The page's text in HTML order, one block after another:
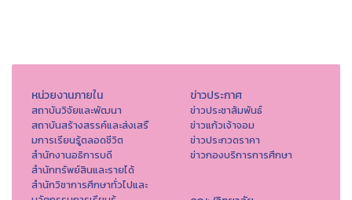
หน่วยงานภายใน
สถาบันวิจัยและพัฒนา
สถาบันสร้างสรรค์และส่งเสรื
มการเรียนรู้ตลอดชีวิต
สำนักงานอธิการบดี
สำนักทรัพย์สินและรายได้
สำนักวิชาการศึกษาทั่วไปและ
ข่าวประกาศ
ข่าวประชาสัมพันธ์
ข่าวแก้วเจ้าจอม
ข่าวประกวดราคา
ข่าวกองบริการการศึกษา